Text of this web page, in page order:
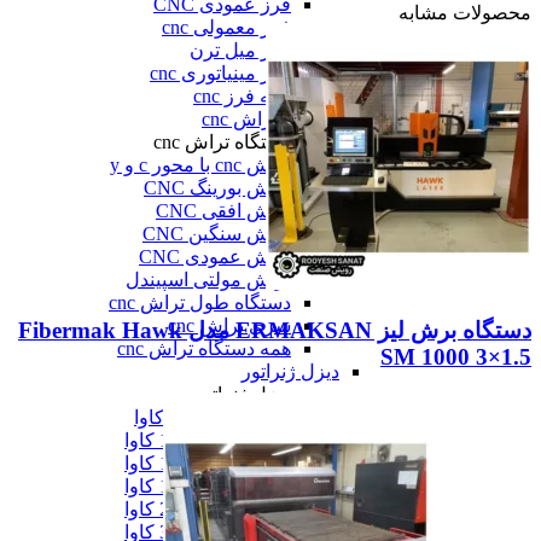
فرز معمولی cnc
فرز میل ترن
فرز مینیاتوری cnc
همه فرز cnc
دستگاه تراش cnc
دستگاه تراش cnc
تراش cnc با محور c و y
تراش بورینگ CNC
تراش افقی CNC
تراش سنگین CNC
تراش عمودی CNC
تراش مولتی اسپیندل
دستگاه طول تراش cnc
سری تراش cnc
همه دستگاه تراش cnc
دیزل ژنراتور
دیزل ژنراتور
دیزل ژنزاتور 100 کاوا
دیزل ژنراتور 125 کاوا
دیزل ژنراتور 187 کاوا
دیزل ژنزاتور 275 کاوا
دیزل ژنزاتور 300 کاوا
محصولات مشابه
دستگاه برش لیز ERMAKSAN مدل Fibermak Hawk
SM 1000 3×1.5